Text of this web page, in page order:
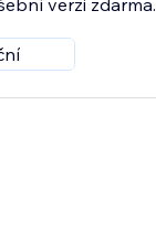
verzi zdarma.